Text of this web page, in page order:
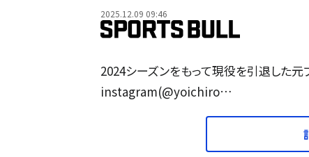
2025.12.09 09:46
2024シーズンをもって現役を引退した
instagram(@yoichiro…